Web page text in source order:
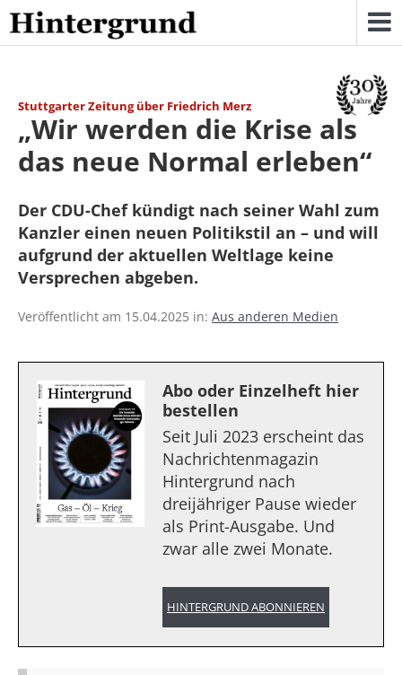
Skip
to
content
Stuttgarter Zeitung über Friedrich Merz
„Wir werden die Krise als
das neue Normal erleben“
Der CDU-Chef kündigt nach seiner Wahl zum
Kanzler einen neuen Politikstil an – und will
aufgrund der aktuellen Weltlage keine
Versprechen abgeben.
Veröffentlicht am 15.04.2025 in: Aus anderen Medien
Abo oder Einzelheft hier
bestellen
Seit Juli 2023 erscheint das
Nachrichtenmagazin
Hintergrund nach
dreijähriger Pause wieder
als Print-Ausgabe. Und
zwar alle zwei Monate.
HINTERGRUND ABONNIEREN